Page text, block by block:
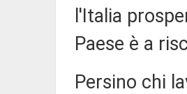
l'Italia
Paese è a
Persino chi